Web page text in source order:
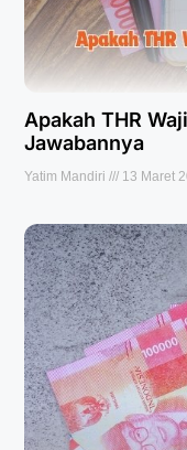
Apakah THR
Jawabannya
Yatim Mandiri 13 Maret